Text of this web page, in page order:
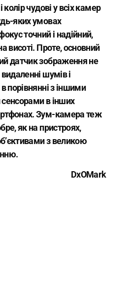
колір чудові у всіх камер
яких умовах
точний і надійний,
висоті. Проте, основний
датчик зображення не
шумів і
порівнянні з іншими
в інших
Зум-камера теж
як на пристроях,
з великою
DxOMark